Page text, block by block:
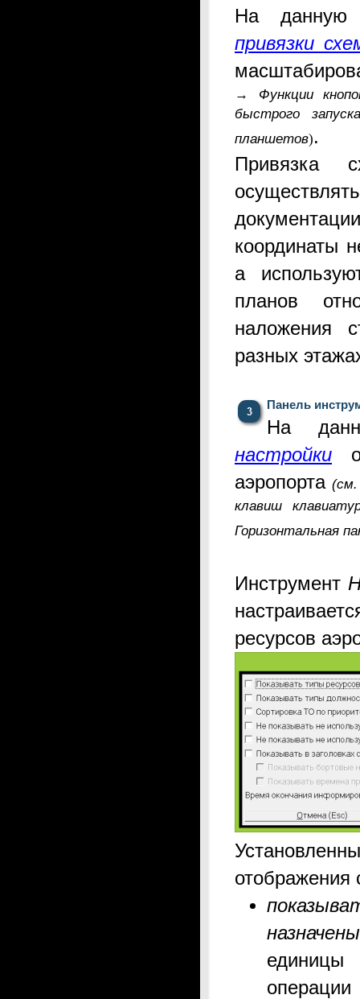
На
привязки
→
Функции
быстрого
планшетов).
Привязка
координаты
а
планов
наложения
разных
Панель
На
настройки
аэропорта(
клавиш
Горизонтальная
Инструмент
ресурсов
отображения
операции